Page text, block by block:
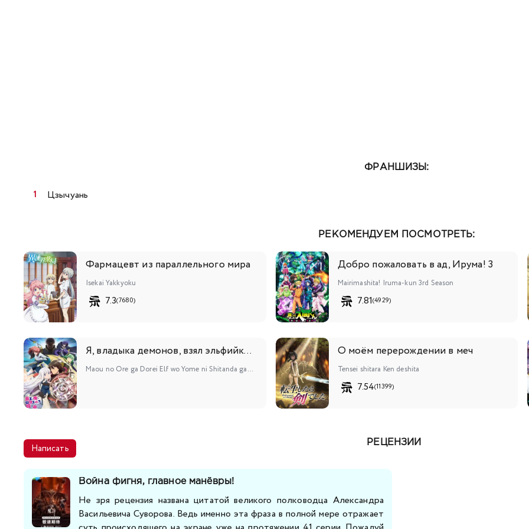
ФРАНШИЗЫ:
Цзычуань
РЕКОМЕНДУЕМ ПОСМОТРЕТЬ:
Фармацевт из параллельного мира
Isekai Yakkyoku
7.3(7680)
Добро пожаловать в ад, Ирума! 3
Mairimashita! Iruma-kun 3rd Season
7.81(4929)
Я, владыка демонов, взял эльфийку-рабыню в жёны. И как же мне её любить?
Maou no Ore ga Dorei Elf wo Yome ni Shitanda ga, Dou Medereba Ii?
О моём перерождении в меч
Tensei shitara Ken deshita
7.54(11399)
Написать
РЕЦЕНЗИИ
Война фигня, главное манёвры!
Не зря рецензия названа цитатой великого полководца Александра
Васильевича Суворова. Ведь именно эта фраза в полной мере отражает